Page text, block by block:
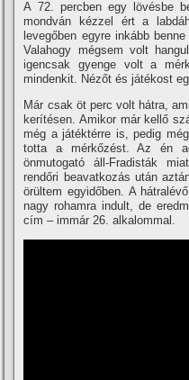
A 72. percben egy lövésbe
mondván kézzel ért a
levegőben egyre inkább
Valahogy mégsem volt
igencsak gyenge volt a
mindenkit. Nézőt és játékost
Már csak öt perc volt hátra,
kerí­tésen. Amikor már kellő
még a játéktérre is, pedig
totta a mérkőzést. Az én
önmutogató áll-Fradisták
rendőri beavatkozás után
örültem egyidőben. A
nagy rohamra indult, de
cí­m – immár 26. alkalommal.